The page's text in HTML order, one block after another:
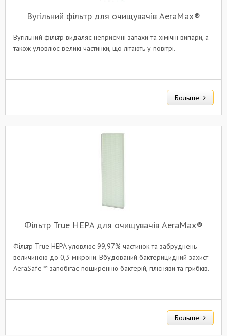
Вугільний фільтр для очищувачів AeraMax®
Вугільний фільтр видаляє неприємні запахи та хімічні випари, а
також уловлює великі частинки, що літають у повітрі.
Больше
Фільтр True HEPA для очищувачів AeraMax®
Фільтр True HEPA уловлює 99,97% частинок та забруднень
величиною до 0,3 мікрони. Вбудований бактерицидний захист
AeraSafe™ запобігає поширенню бактерій, плісняви та грибків.
Больше